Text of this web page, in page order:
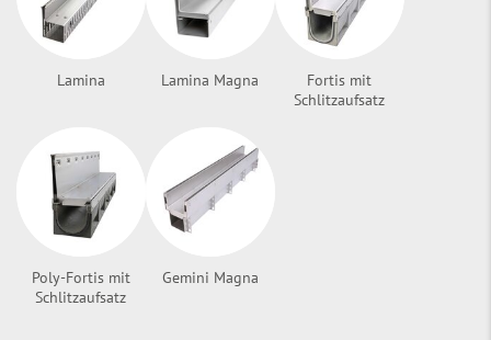
Lamina Lamina Magna
Fortis mit
Schlitzaufsatz
Poly-Fortis mit
Schlitzaufsatz
Gemini Magna